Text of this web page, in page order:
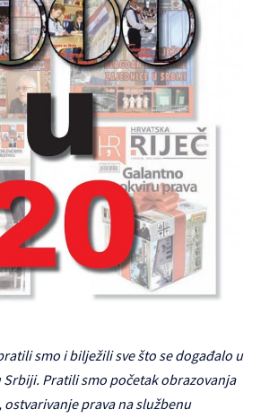
smo i bilježili sve što se događalo u
Pratili smo početak obrazovanja
prava na službenu